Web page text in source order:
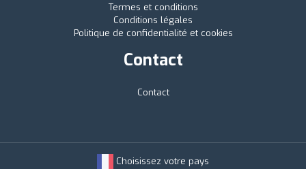
Termes et conditions
Conditions légales
Politique de confidentialité et cookies
Contact
Contact
Choisissez votre pays